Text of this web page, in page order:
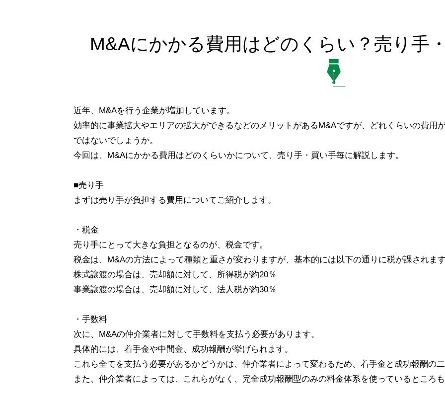
M&Aにかかる費用はどのくらい？売り手
近年、M&Aを行う企業が増加しています。
効率的に事業拡大やエリアの拡大ができるなどのメリットがあるM&Aですが、どれくらいの費用
ではないでしょうか。
今回は、M&Aにかかる費用はどのくらいかについて、売り手・買い手毎に解説します。
■売り手
まずは売り手が負担する費用についてご紹介します。
・税金
売り手にとって大きな負担となるのが、税金です。
税金は、M&Aの方法によって種類と重さが変わりますが、基本的には以下の通りに税が課されま
株式譲渡の場合は、売却額に対して、所得税が約20％
事業譲渡の場合は、売却額に対して、法人税が約30％
・手数料
次に、M&Aの仲介業者に対して手数料を支払う必要があります。
具体的には、着手金や中間金、成功報酬が挙げられます。
これら全てを支払う必要があるかどうかは、仲介業者によって変わるため、着手金と成功報酬の
また、仲介業者によっては、これらがなく、完全成功報酬型のみの料金体系を使っているところ